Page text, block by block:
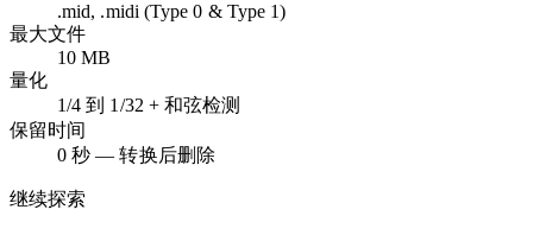
.mid, .midi (Type 0 & Type 1)
最大文件
10 MB
量化
1/4 到 1/32 + 和弦检测
保留时间
0 秒 — 转换后删除
继续探索